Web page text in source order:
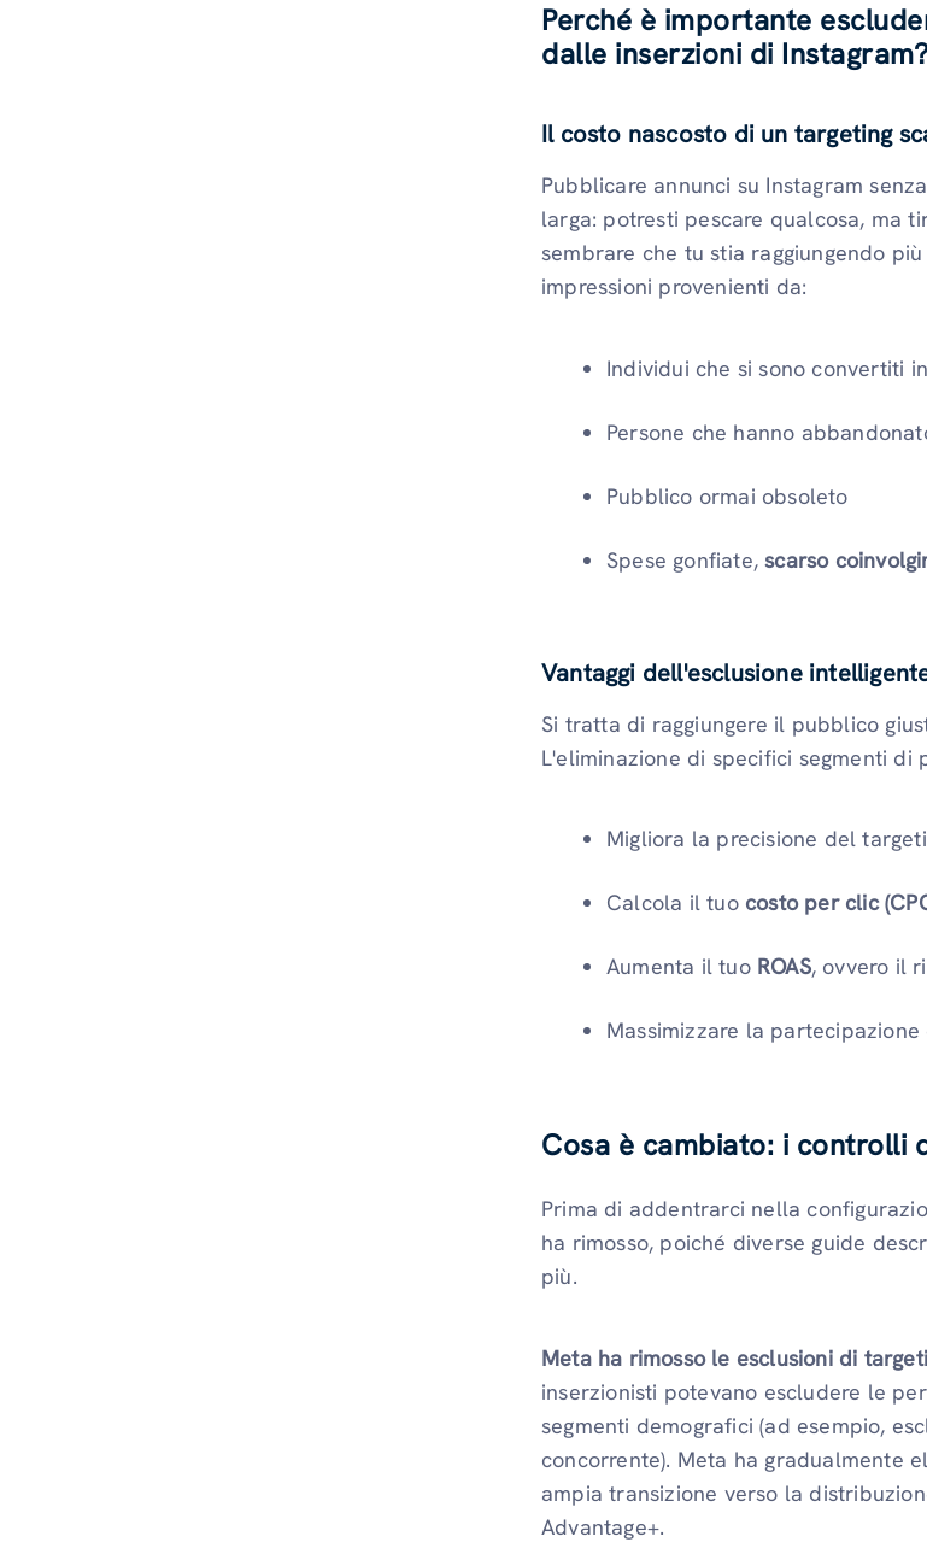
Perché è importante
dalle inserzioni di
Il costo nascosto di un targeting
Pubblicare annunci su Instagram
larga: potresti pescare qualcosa, ma
sembrare che tu stia raggiungendo
impressioni provenienti da:
Individui che si sono convertiti
Persone che hanno
Pubblico ormai obsoleto
Spese gonfiate,scarso
Vantaggi dell'esclusione
Si tratta di raggiungere il pubblico
L'eliminazione di specifici segmenti
Migliora la precisione del
Calcola il tuo costo per clic
Aumenta il tuo ROAS, ovvero il
Massimizzare la
Cosa è cambiato: i controlli
Prima di addentrarci nella
ha rimosso, poiché diverse guide
più.
Meta ha rimosso le esclusioni di
inserzionisti potevano escludere le
segmenti demografici (ad esempio,
concorrente). Meta ha gradualmente
ampia transizione verso la
Advantage+.